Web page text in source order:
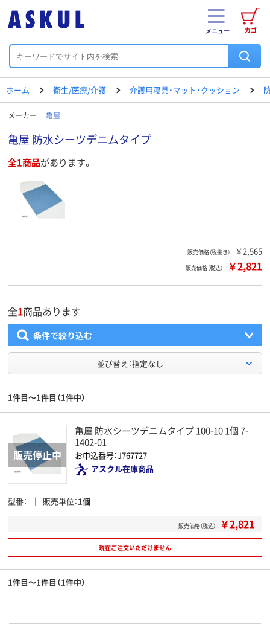
カゴ
メニュー
ホーム 衛生/医療/介護 介護用寝具・マット・クッション
メーカー 亀屋
亀屋 防水シーツデニムタイプ
全1商品があります。
販売価格（税抜き） ￥2,565
販売価格（税込） ￥2,821
全1商品あります
条件で絞り込む
並び替え：指定なし
1件目～1件目（1件中）
亀屋 防水シーツデニムタイプ 100-10 1個 7-
1402-01
お申込番号：J767727
アスクル在庫商品
型番 販売単位 1個
販売価格（税込） ￥2,821
現在ご注文いただけません
1件目～1件目（1件中）